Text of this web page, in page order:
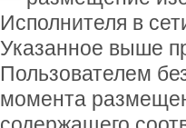
Исполнителя в
Указанное выше
Пользователем
момента